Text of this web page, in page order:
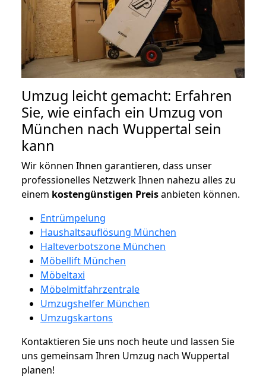
Umzug leicht gemacht: Erfahren
Sie, wie einfach ein Umzug von
München nach Wuppertal sein
kann
Wir können Ihnen garantieren, dass unser
professionelles Netzwerk Ihnen nahezu alles zu
einem kostengünstigen Preisanbieten können.
Entrümpelung
Haushaltsauflösung München
Halteverbotszone München
Möbellift München
Möbeltaxi
Möbelmitfahrzentrale
Umzugshelfer München
Umzugskartons
Kontaktieren Sie uns noch heute und lassen Sie
uns gemeinsam Ihren Umzug nach Wuppertal
planen!